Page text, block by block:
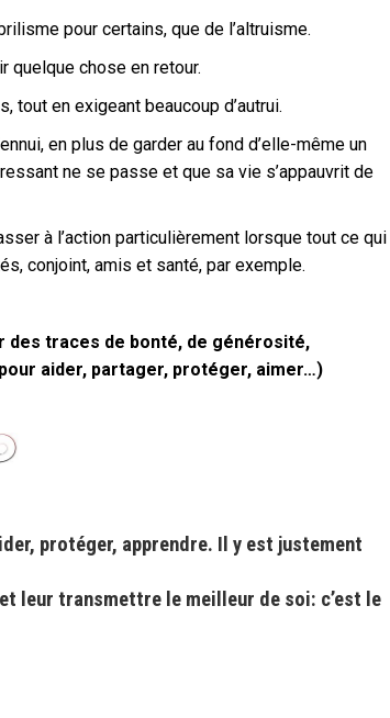
pour certains, que de l’altruisme.
quelque chose en retour.
tout en exigeant beaucoup d’autrui.
en plus de garder au fond d’elle-même un
ne se passe et que sa vie s’appauvrit de
à l’action particulièrement lorsque tout ce qui
conjoint, amis et santé, par exemple.
traces de bonté, de générosité,
aider, partager, protéger, aimer…)
protéger, apprendre. Il y est justement
leur transmettre le meilleur de soi: c’est le